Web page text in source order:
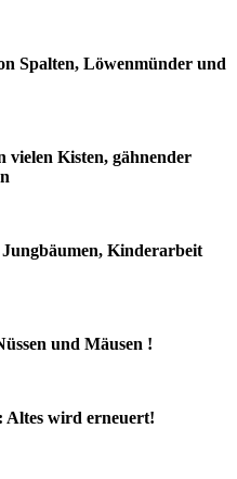
Spalten, Löwenmünder und
vielen Kisten, gähnender
Kinderarbeit
und Mäusen !
Altes wird erneuert!